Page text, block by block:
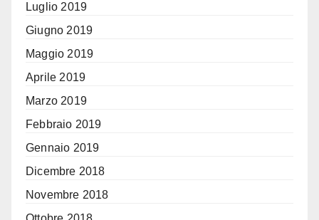
Luglio 2019
Giugno 2019
Maggio 2019
Aprile 2019
Marzo 2019
Febbraio 2019
Gennaio 2019
Dicembre 2018
Novembre 2018